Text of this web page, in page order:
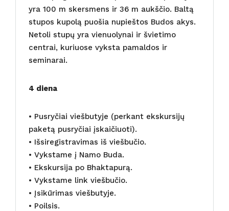
yra 100 m skersmens ir 36 m aukščio. Baltą
stupos kupolą puošia nupieštos Budos akys.
Netoli stupų yra vienuolynai ir švietimo
centrai, kuriuose vyksta pamaldos ir
seminarai.
4 diena
• Pusryčiai viešbutyje (perkant ekskursijų
paketą pusryčiai įskaičiuoti).
• Išsiregistravimas iš viešbučio.
• Vykstame į Namo Buda.
• Ekskursija po Bhaktapurą.
• Vykstame link viešbučio.
• Įsikūrimas viešbutyje.
• Poilsis.